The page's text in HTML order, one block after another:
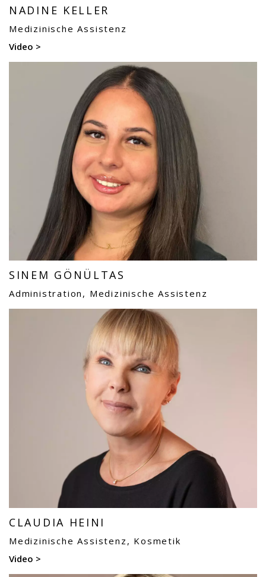
NADINE KELLER
Medizinische Assistenz
Video >
SINEM GÖNÜLTAS
Administration, Medizinische Assistenz
CLAUDIA HEINI
Medizinische Assistenz, Kosmetik
Video >